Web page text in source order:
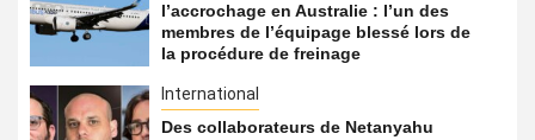
l’accrochage en Australie : l’un des
membres de l’équipage blessé lors de
la procédure de freinage
International
Des collaborateurs de Netanyahu